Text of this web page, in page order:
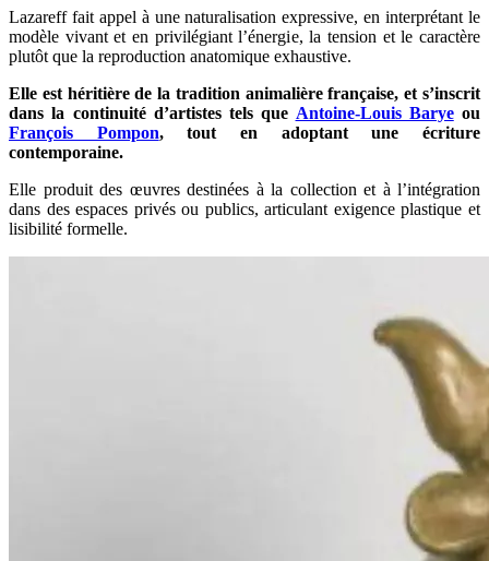
Lazareff fait appel à une naturalisation expressive, en interprétant le
modèle vivant et en privilégiant l’énergie, la tension et le caractère
plutôt que la reproduction anatomique exhaustive.
Elle est héritière de la tradition animalière française, et s’inscrit
dans la continuité d’artistes tels que Antoine-Louis Baryeou
François Pompon, tout en adoptant une écriture
contemporaine.
Elle produit des œuvres destinées à la collection et à l’intégration
dans des espaces privés ou publics, articulant exigence plastique et
lisibilité formelle.